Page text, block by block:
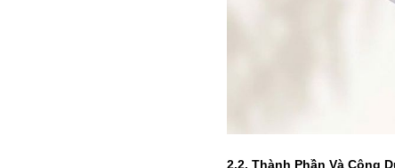
2.2. Thành Phần Và Công